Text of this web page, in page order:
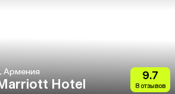
Армения
Hotel
9.7
8 отзывов